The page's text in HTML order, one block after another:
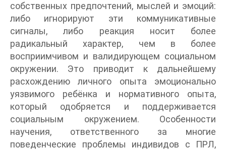
собственных предпочтений, мыслей и эмоций:
либо игнорируют эти коммуникативные
сигналы, либо реакция носит более
радикальный характер, чем в более
восприимчивом и валидирующем социальном
окружении. Это приводит к дальнейшему
расхождению личного опыта эмоционально
уязвимого ребёнка и нормативного опыта,
который одобряется и поддерживается
социальным окружением. Особенности
научения, ответственного за многие
поведенческие проблемы индивидов с ПРЛ,